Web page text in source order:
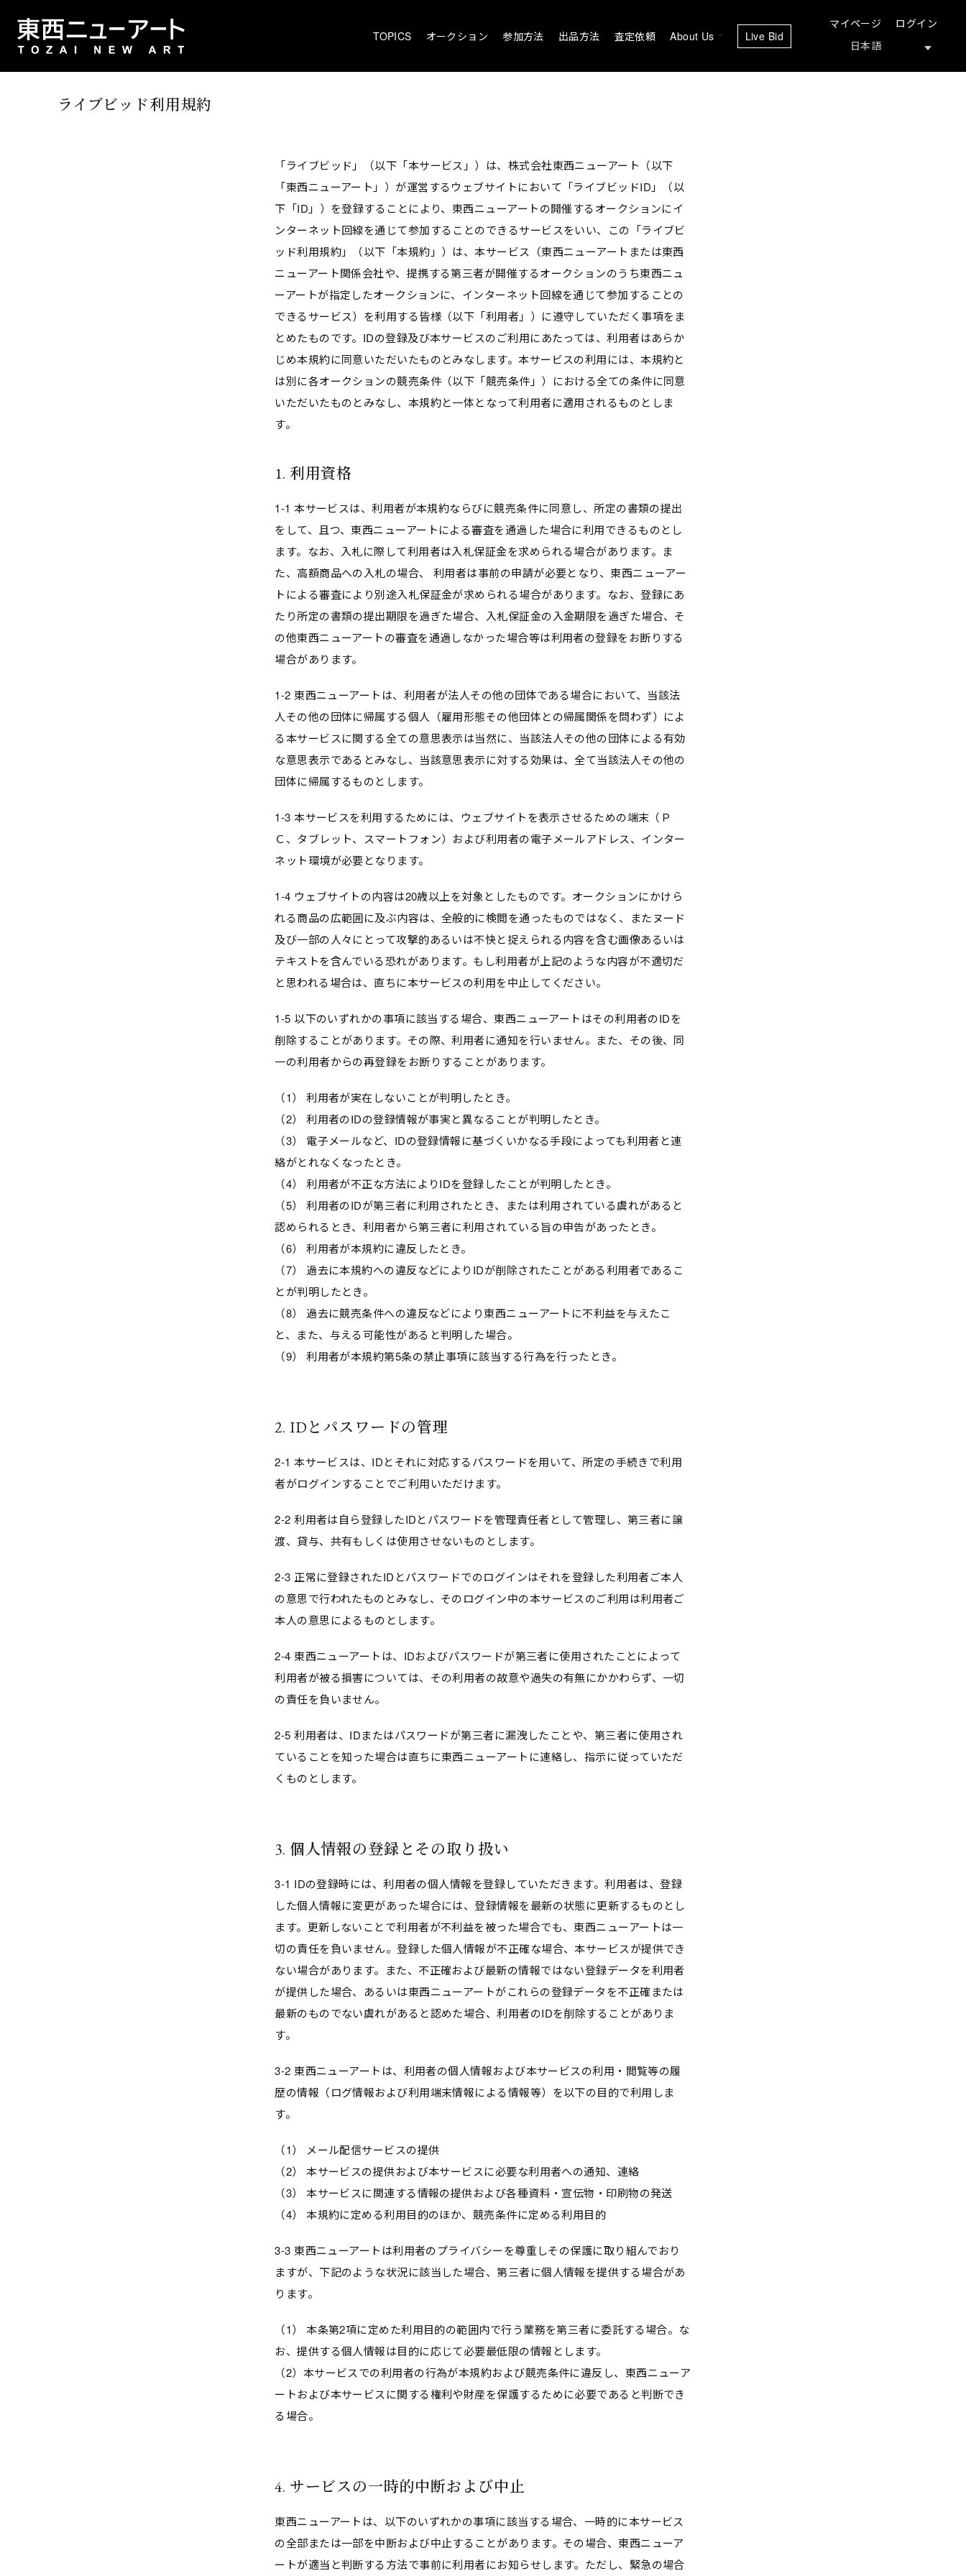
TOPICS オークション 参加方法 出品方法 査定依頼 About Us Live Bid
マイページ ログイン
ライブビッド利用規約
「ライブビッド」（以下「本サービス」）は、株式会社東西ニューアート（以下
「東西ニューアート」）が運営するウェブサイトにおいて「ライブビッドID」（以
下「ID」）を登録することにより、東西ニューアートの開催するオークションにイ
ンターネット回線を通じて参加することのできるサービスをいい、この「ライブビ
ッド利用規約」（以下「本規約」）は、本サービス（東西ニューアートまたは東西
ニューアート関係会社や、提携する第三者が開催するオークションのうち東西ニュ
ーアートが指定したオークションに、インターネット回線を通じて参加することの
できるサービス）を利用する皆様（以下「利用者」）に遵守していただく事項をま
とめたものです。IDの登録及び本サービスのご利用にあたっては、利用者はあらか
じめ本規約に同意いただいたものとみなします。本サービスの利用には、本規約と
は別に各オークションの競売条件（以下「競売条件」）における全ての条件に同意
いただいたものとみなし、本規約と一体となって利用者に適用されるものとしま
す。
1. 利用資格
1-1 本サービスは、利用者が本規約ならびに競売条件に同意し、所定の書類の提出
をして、且つ、東西ニューアートによる審査を通過した場合に利用できるものとし
ます。なお、入札に際して利用者は入札保証金を求められる場合があります。ま
た、高額商品への入札の場合、 利用者は事前の申請が必要となり、東西ニューアー
トによる審査により別途入札保証金が求められる場合があります。なお、登録にあ
たり所定の書類の提出期限を過ぎた場合、入札保証金の入金期限を過ぎた場合、そ
の他東西ニューアートの審査を通過しなかった場合等は利用者の登録をお断りする
場合があります。
1-2 東西ニューアートは、利用者が法人その他の団体である場合において、当該法
人その他の団体に帰属する個人（雇用形態その他団体との帰属関係を問わず）によ
る本サービスに関する全ての意思表示は当然に、当該法人その他の団体による有効
な意思表示であるとみなし、当該意思表示に対する効果は、全て当該法人その他の
団体に帰属するものとします。
1-3 本サービスを利用するためには、ウェブサイトを表示させるための端末（Ｐ
Ｃ、タブレット、スマートフォン）および利用者の電子メールアドレス、インター
ネット環境が必要となります。
1-4 ウェブサイトの内容は20歳以上を対象としたものです。オークションにかけら
れる商品の広範囲に及ぶ内容は、全般的に検閲を通ったものではなく、またヌード
及び一部の人々にとって攻撃的あるいは不快と捉えられる内容を含む画像あるいは
テキストを含んでいる恐れがあります。もし利用者が上記のような内容が不適切だ
と思われる場合は、直ちに本サービスの利用を中止してください。
1-5 以下のいずれかの事項に該当する場合、東西ニューアートはその利用者のIDを
削除することがあります。その際、利用者に通知を行いません。また、その後、同
一の利用者からの再登録をお断りすることがあります。
（1） 利用者が実在しないことが判明したとき。
（2） 利用者のIDの登録情報が事実と異なることが判明したとき。
（3） 電子メールなど、IDの登録情報に基づくいかなる手段によっても利用者と連
絡がとれなくなったとき。
（4） 利用者が不正な方法によりIDを登録したことが判明したとき。
（5） 利用者のIDが第三者に利用されたとき、または利用されている虞れがあると
認められるとき、利用者から第三者に利用されている旨の申告があったとき。
（6） 利用者が本規約に違反したとき。
（7） 過去に本規約への違反などによりIDが削除されたことがある利用者であるこ
とが判明したとき。
（8） 過去に競売条件への違反などにより東西ニューアートに不利益を与えたこ
と、また、与える可能性があると判明した場合。
（9） 利用者が本規約第5条の禁止事項に該当する行為を行ったとき。
2. IDとパスワードの管理
2-1 本サービスは、IDとそれに対応するパスワードを用いて、所定の手続きで利用
者がログインすることでご利用いただけます。
2-2 利用者は自ら登録したIDとパスワードを管理責任者として管理し、第三者に譲
渡、貸与、共有もしくは使用させないものとします。
2-3 正常に登録されたIDとパスワードでのログインはそれを登録した利用者ご本人
の意思で行われたものとみなし、そのログイン中の本サービスのご利用は利用者ご
本人の意思によるものとします。
2-4 東西ニューアートは、IDおよびパスワードが第三者に使用されたことによって
利用者が被る損害については、その利用者の故意や過失の有無にかかわらず、一切
の責任を負いません。
2-5 利用者は、IDまたはパスワードが第三者に漏洩したことや、第三者に使用され
ていることを知った場合は直ちに東西ニューアートに連絡し、指示に従っていただ
くものとします。
3. 個人情報の登録とその取り扱い
3-1 IDの登録時には、利用者の個人情報を登録していただきます。利用者は、登録
した個人情報に変更があった場合には、登録情報を最新の状態に更新するものとし
ます。更新しないことで利用者が不利益を被った場合でも、東西ニューアートは一
切の責任を負いません。登録した個人情報が不正確な場合、本サービスが提供でき
ない場合があります。また、不正確および最新の情報ではない登録データを利用者
が提供した場合、あるいは東西ニューアートがこれらの登録データを不正確または
最新のものでない虞れがあると認めた場合、利用者のIDを削除することがありま
す。
3-2 東西ニューアートは、利用者の個人情報および本サービスの利用・閲覧等の履
歴の情報（ログ情報および利用端末情報による情報等）を以下の目的で利用しま
す。
（1） メール配信サービスの提供
（2） 本サービスの提供および本サービスに必要な利用者への通知、連絡
（3） 本サービスに関連する情報の提供および各種資料・宣伝物・印刷物の発送
（4） 本規約に定める利用目的のほか、競売条件に定める利用目的
3-3 東西ニューアートは利用者のプライバシーを尊重しその保護に取り組んでおり
ますが、下記のような状況に該当した場合、第三者に個人情報を提供する場合があ
ります。
（1） 本条第2項に定めた利用目的の範囲内で行う業務を第三者に委託する場合。な
お、提供する個人情報は目的に応じて必要最低限の情報とします。
（2）本サービスでの利用者の行為が本規約および競売条件に違反し、東西ニューア
ートおよび本サービスに関する権利や財産を保護するために必要であると判断でき
る場合。
4. サービスの一時的中断および中止
東西ニューアートは、以下のいずれかの事項に該当する場合、一時的に本サービス
の全部または一部を中断および中止することがあります。その場合、東西ニューア
ートが適当と判断する方法で事前に利用者にお知らせします。ただし、緊急の場合